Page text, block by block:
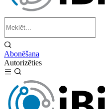
Abonēšana
Autorizēties